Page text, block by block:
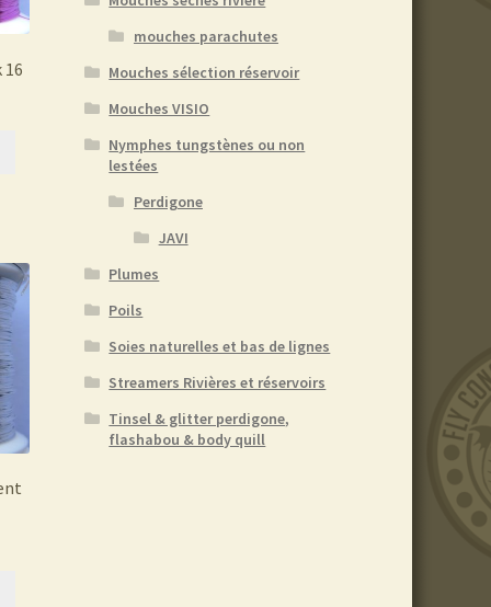
16
mouches parachutes
Mouches sélection réservoir
Mouches VISIO
Nymphes tungstènes ou non
lestées
Perdigone
JAVI
Plumes
Poils
Soies naturelles et bas de lignes
Streamers Rivières et réservoirs
Tinsel & glitter perdigone,
flashabou & body quill